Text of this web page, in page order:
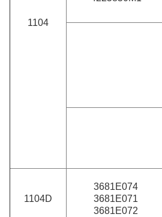
1104
1104D
3681E074
3681E071
3681E072